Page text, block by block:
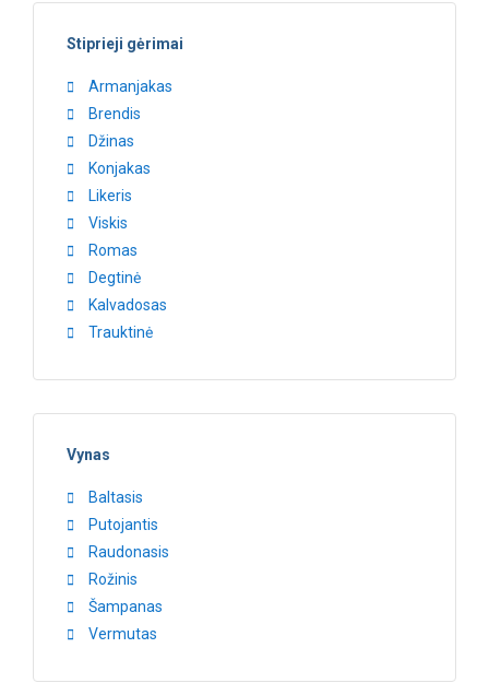
Stiprieji gėrimai
Armanjakas
Brendis
Džinas
Konjakas
Likeris
Viskis
Romas
Degtinė
Kalvadosas
Trauktinė
Vynas
Baltasis
Putojantis
Raudonasis
Rožinis
Šampanas
Vermutas